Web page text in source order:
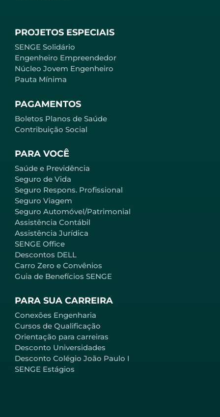
PARA VOCÊ
Saúde e Previdência
Seguro de Vida
Seguro Respons. Profissional
Seguro Viagem
Seguro Automóvel/Patrimonial
Assistência Contábil
Assistência Jurídica
SENGE Office
Descontos DELL
Carro Zero e Convênios
Guia de Benefícios SENGE
PARA SUA CARREIRA
Conexões Engenharia
Cursos de Qualificação
Orientação para carreiras
Desconto Universidades
Desconto Colégio João Paulo I
SENGE Estágios
PROJETOS ESPECIAIS
SENGE Solidário
Engenheiro Empreendedor
Núcleo Jovem Engenheiro
Pauta Mínima
PAGAMENTOS
Boletos Planos de Saúde
Contribuição Social